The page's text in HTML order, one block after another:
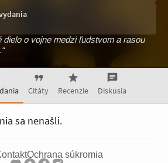
dielo o vojne medzi ľudstvom a rasou
Citáty Recenzie Diskusia
sa nenašli.
Ochrana súkromia